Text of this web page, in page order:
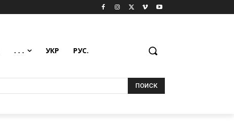
. . . УКР РУС.
ПОИСК